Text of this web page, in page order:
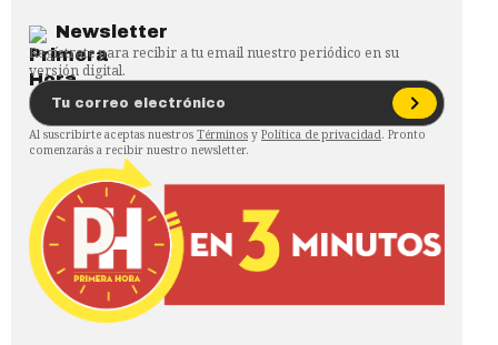
Newsletter
Regístrate para recibir a tu email nuestro periódico en su
versión digital.
Al suscribirte aceptas nuestros Términos y Política de privacidad. Pronto
comenzarás a recibir nuestro newsletter.